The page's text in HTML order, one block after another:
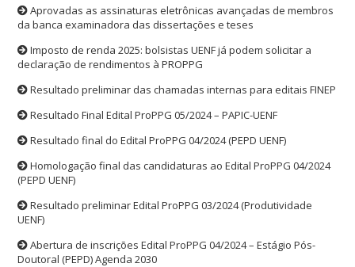
Aprovadas as assinaturas eletrônicas avançadas de membros
da banca examinadora das dissertações e teses
Imposto de renda 2025: bolsistas UENF já podem solicitar a
declaração de rendimentos à PROPPG
Resultado preliminar das chamadas internas para editais FINEP
Resultado Final Edital ProPPG 05/2024 – PAPIC-UENF
Resultado final do Edital ProPPG 04/2024 (PEPD UENF)
Homologação final das candidaturas ao Edital ProPPG 04/2024
(PEPD UENF)
Resultado preliminar Edital ProPPG 03/2024 (Produtividade
UENF)
Abertura de inscrições Edital ProPPG 04/2024 – Estágio Pós-
Doutoral (PEPD) Agenda 2030